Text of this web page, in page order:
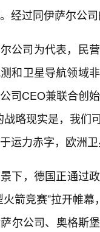
经过同伊萨尔公
公司为代表，民
和卫星导航领域
司CEO兼联合创
战略现实是，我们
运力赤字，欧洲
下，德国正通过
火箭竞赛”拉开帷
尔公司、奥格斯